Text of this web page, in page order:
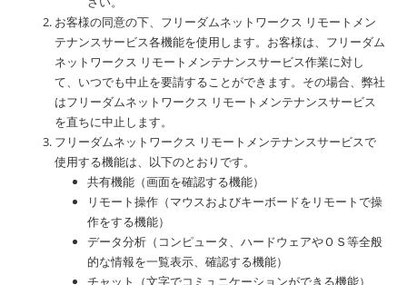
お客様の同意の下、フリーダムネットワークス リモートメン
テナンスサービス各機能を使用します。お客様は、フリーダム
ネットワークス リモートメンテナンスサービス作業に対し
て、いつでも中止を要請することができます。その場合、弊社
はフリーダムネットワークス リモートメンテナンスサービス
を直ちに中止します。
フリーダムネットワークス リモートメンテナンスサービスで
使用する機能は、以下のとおりです。
共有機能（画面を確認する機能）
リモート操作（マウスおよびキーボードをリモートで操
作をする機能）
データ分析（コンピュータ、ハードウェアやＯＳ等全般
的な情報を一覧表示、確認する機能）
チャット（文字でコミュニケーションができる機能）